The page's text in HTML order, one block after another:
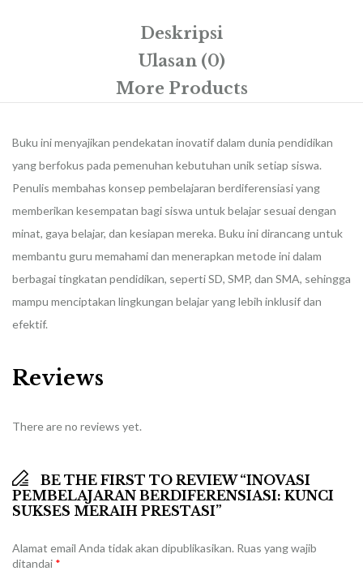
Deskripsi
Ulasan (0)
More Products
Buku ini menyajikan pendekatan inovatif dalam dunia pendidikan
yang berfokus pada pemenuhan kebutuhan unik setiap siswa.
Penulis membahas konsep pembelajaran berdiferensiasi yang
memberikan kesempatan bagi siswa untuk belajar sesuai dengan
minat, gaya belajar, dan kesiapan mereka. Buku ini dirancang untuk
membantu guru memahami dan menerapkan metode ini dalam
berbagai tingkatan pendidikan, seperti SD, SMP, dan SMA, sehingga
mampu menciptakan lingkungan belajar yang lebih inklusif dan
efektif.
Reviews
There are no reviews yet.
BE THE FIRST TO REVIEW “INOVASI
PEMBELAJARAN BERDIFERENSIASI: KUNCI
SUKSES MERAIH PRESTASI”
Alamat email Anda tidak akan dipublikasikan. Ruas yang wajib
ditandai *